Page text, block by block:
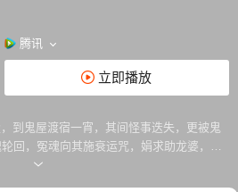
腾讯
立即播放
到鬼屋渡宿一宵，其间怪事迭失，更被鬼
回，冤魂向其施衰运咒，娟求助龙婆，冤
动。 小兰身穿红衣抱着女儿跳楼身亡以成